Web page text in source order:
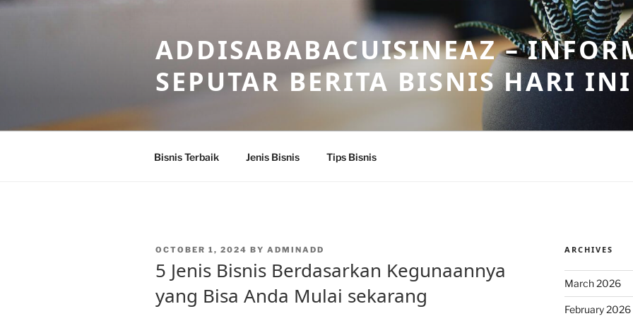
Skip
ADDISABABACUISINEAZ –
SEPUTAR BERITA BISNIS HARI INI
Bisnis Terbaik Jenis Bisnis Tips Bisnis
POSTED
OCTOBER 1, 2024 BY ADMINADD
5 Jenis Bisnis Berdasarkan Kegunaannya
yang Bisa Anda Mulai sekarang
ARCHIVES
March 2026
February 2026